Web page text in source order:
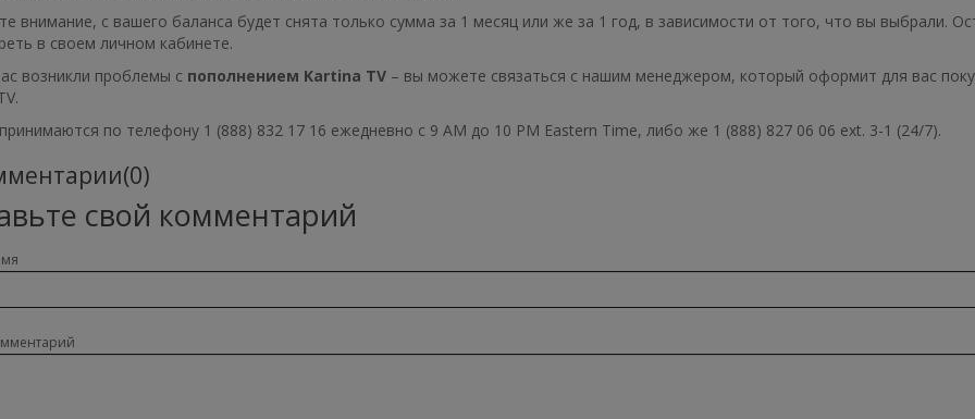
внимание, с вашего баланса будет снята только сумма за 1 месяц или же за 1 год, в зависимости от того, что вы выбрали.
в своем личном кабинете.
возникли проблемы с пополнением Kartina TV– вы можете связаться с нашим менеджером, который оформит для вас
по телефону 1 (888) 832 17 16 ежедневно с 9 AM до 10 PM Eastern Time, либо же 1 (888) 827 06 06 ext. 3-1 (24/7).
свой комментарий